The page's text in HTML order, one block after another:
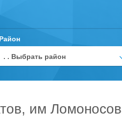
Район
. . Выбрать район
им